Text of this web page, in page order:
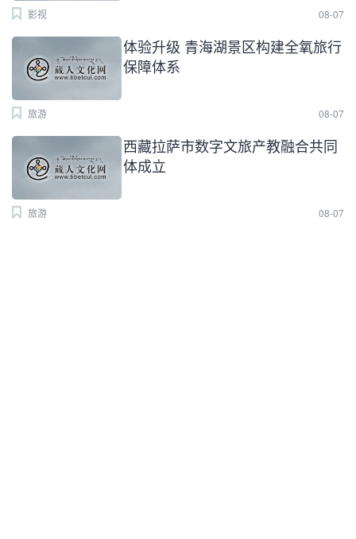
08-07
影视
体验升级 青海湖景区构建全氧旅行
保障体系
08-07
旅游
西藏拉萨市数字文旅产教融合共同
体成立
08-07
旅游